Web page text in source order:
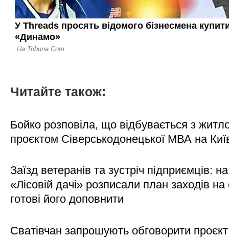
Читайте також:
Бойко розповіла, що відбувається з
проєктом Сіверськодонецької МВА на
Заїзд ветеранів та зустріч підприємців: на
«Лісовій дачі» розписали план заходів на
готові його доповнити
Сватівчан запрошують обговорити проєкт